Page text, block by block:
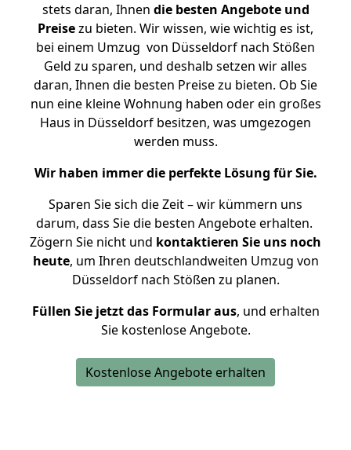
stets daran, Ihnen die besten Angebote und
Preisezu bieten. Wir wissen, wie wichtig es ist,
bei einem Umzug von Düsseldorf nach Stößen
Geld zu sparen, und deshalb setzen wir alles
daran, Ihnen die besten Preise zu bieten. Ob Sie
nun eine kleine Wohnung haben oder ein großes
Haus in Düsseldorf besitzen, was umgezogen
werden muss.
Wir haben immer die perfekte Lösung für Sie.
Sparen Sie sich die Zeit – wir kümmern uns
darum, dass Sie die besten Angebote erhalten.
Zögern Sie nicht und kontaktieren Sie uns noch
heute, um Ihren deutschlandweiten Umzug von
Düsseldorf nach Stößen zu planen.
Füllen Sie jetzt das Formular aus, und erhalten
Sie kostenlose Angebote.
Kostenlose Angebote erhalten